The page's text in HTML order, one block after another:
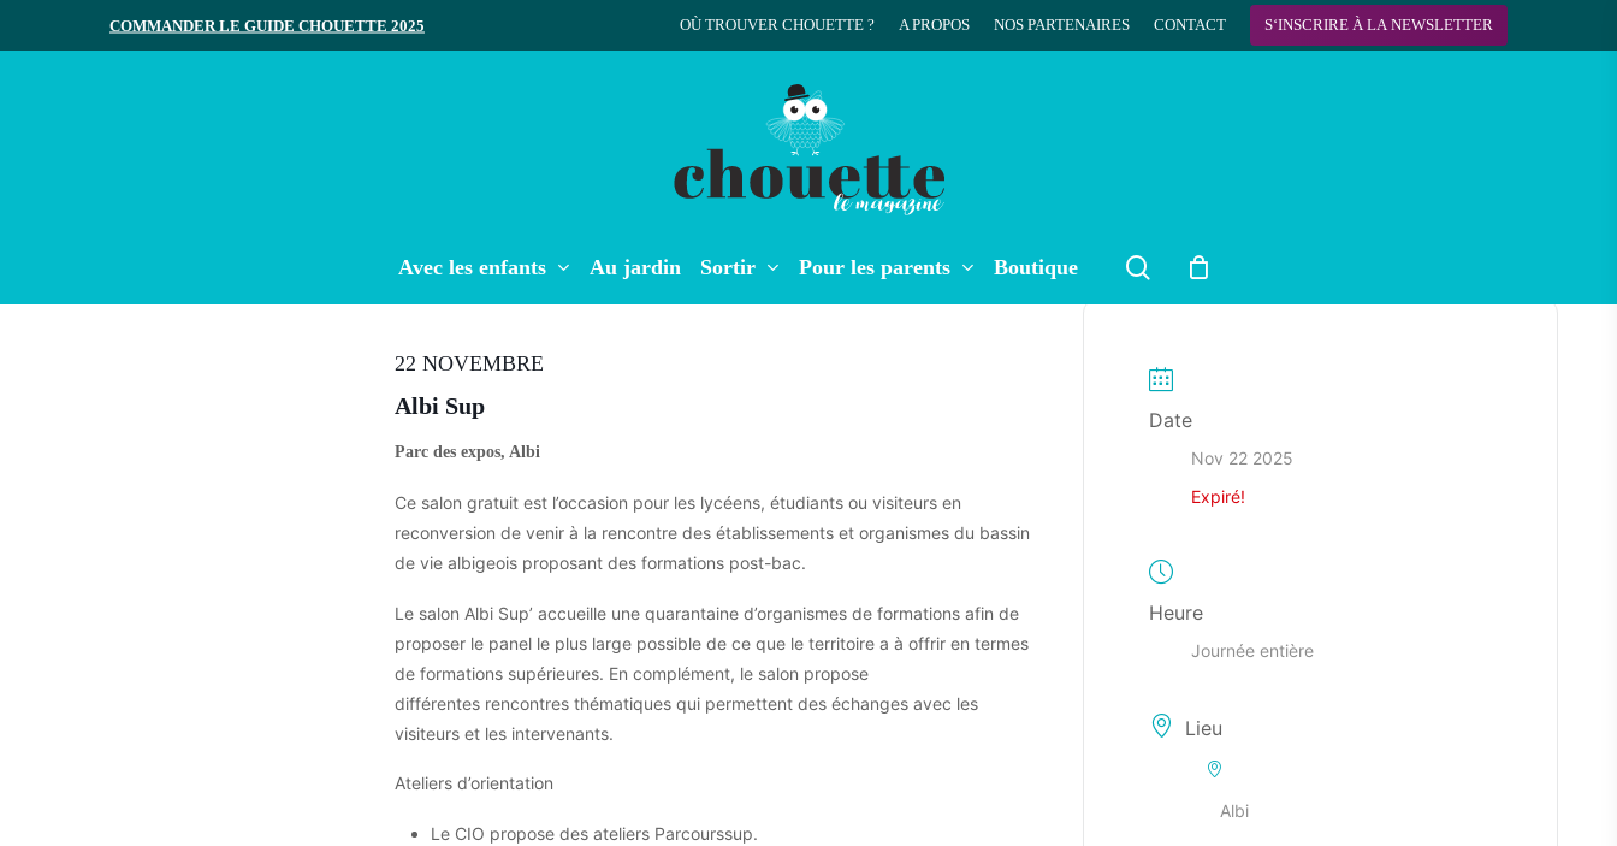
to
COMMANDER LE GUIDE CHOUETTE 2025 OÙ TROUVER CHOUETTE ? A PROPOS NOS PARTENAIRES CONTACT S‘INSCRIRE À LA NEWSLETTER
Avec les enfants Au jardin Sortir Pour les parents Boutique search
22 NOVEMBRE
Albi Sup
Parc des expos, Albi
Ce salon gratuit est l’occasion pour les lycéens, étudiants ou visiteurs en
reconversion de venir à la rencontre des établissements et organismes du bassin
de vie albigeois proposant des formations post-bac.
Le salon Albi Sup’ accueille une quarantaine d’organismes de formations afin de
proposer le panel le plus large possible de ce que le territoire a à offrir en termes
de formations supérieures. En complément, le salon propose
différentes rencontres thématiques qui permettent des échanges avec les
visiteurs et les intervenants.
Ateliers d’orientation
Le CIO propose des ateliers Parcourssup.
Date
Nov 22 2025
Expiré!
Heure
Journée entière
Lieu
Albi